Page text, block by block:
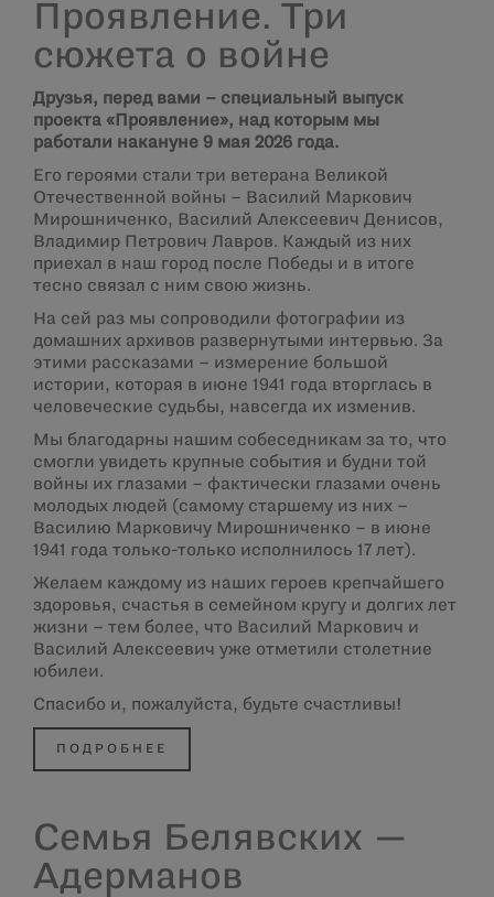
Проявление. Три
сюжета о войне
Друзья, перед вами – специальный выпуск
проекта «Проявление», над которым мы
работали накануне 9 мая 2026 года.
Его героями стали три ветерана Великой
Отечественной войны – Василий Маркович
Мирошниченко, Василий Алексеевич Денисов,
Владимир Петрович Лавров. Каждый из них
приехал в наш город после Победы и в итоге
тесно связал с ним свою жизнь.
На сей раз мы сопроводили фотографии из
домашних архивов развернутыми интервью. За
этими рассказами – измерение большой
истории, которая в июне 1941 года вторглась в
человеческие судьбы, навсегда их изменив.
Мы благодарны нашим собеседникам за то, что
смогли увидеть крупные события и будни той
войны их глазами – фактически глазами очень
молодых людей (самому старшему из них –
Василию Марковичу Мирошниченко – в июне
1941 года только-только исполнилось 17 лет).
Желаем каждому из наших героев крепчайшего
здоровья, счастья в семейном кругу и долгих лет
жизни – тем более, что Василий Маркович и
Василий Алексеевич уже отметили столетние
юбилеи.
Спасибо и, пожалуйста, будьте счастливы!
ПОДРОБНЕЕ
Семья Белявских —
Адерманов